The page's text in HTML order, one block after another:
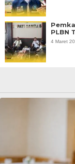
PLBN
4 Maret